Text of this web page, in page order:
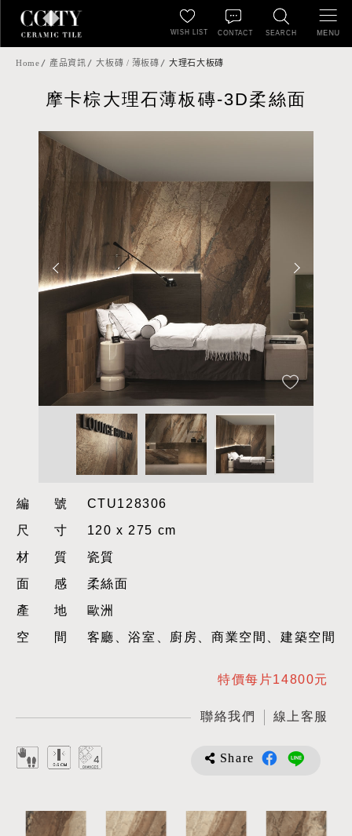
SEARCH
WISH LIST CONTACT MENU
Home 產品資訊 大板磚 / 薄板磚 大理石大板磚
摩卡棕大理石薄板磚-3D柔絲面
編號CTU128306
尺寸120 x 275 cm
材質瓷質
面感柔絲面
產地歐洲
空間客廳、浴室、廚房、商業空間、建築空間
特價每片14800元
聯絡我們 線上客服
Share